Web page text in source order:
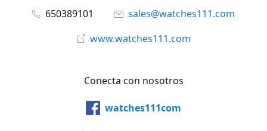
650389101
sales@watches111.com
www.watches111.com
Conecta con nosotros
watches111com